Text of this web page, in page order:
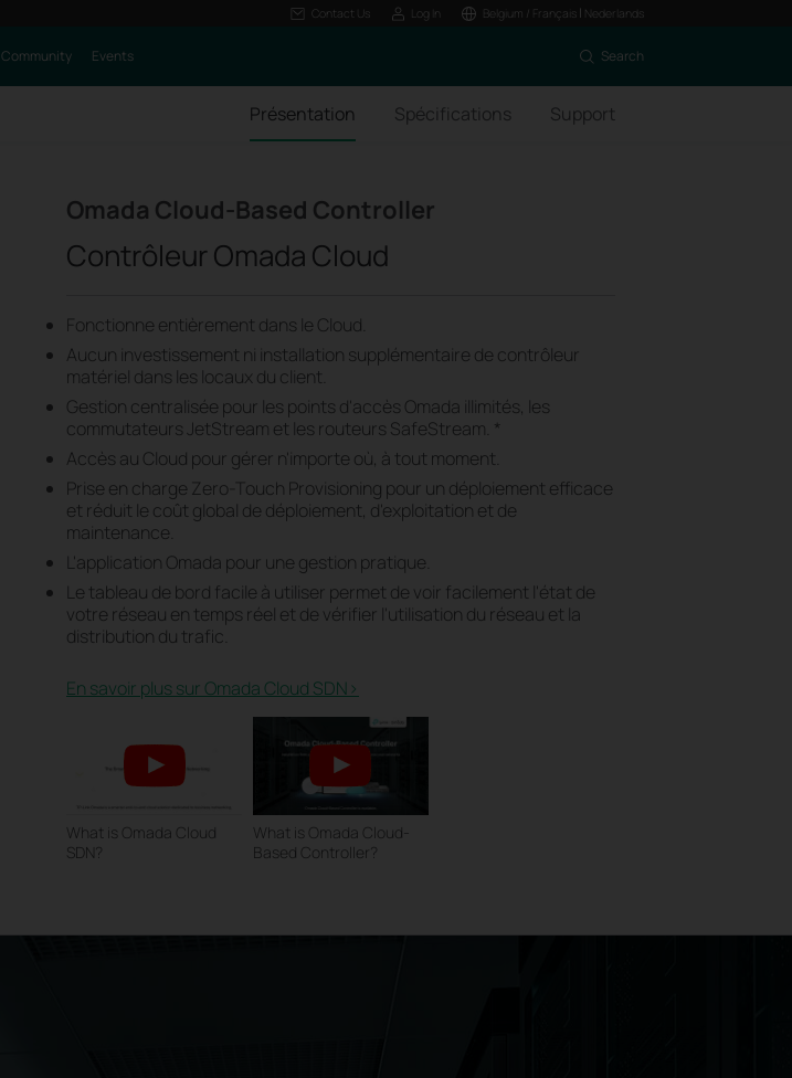
Contact Us Log In Belgium / Français| Nederlands
Community Events Search
Présentation Spécifications Support
Omada Cloud-Based Controller
Contrôleur Omada Cloud
Fonctionne entièrement dans le Cloud.
Aucun investissement ni installation supplémentaire de contrôleur
matériel dans les locaux du client.
Gestion centralisée pour les points d'accès Omada illimités, les
commutateurs JetStream et les routeurs SafeStream. *
Accès au Cloud pour gérer n'importe où, à tout moment.
Prise en charge Zero-Touch Provisioning pour un déploiement efficace
et réduit le coût global de déploiement, d'exploitation et de
maintenance.
L'application Omada pour une gestion pratique.
Le tableau de bord facile à utiliser permet de voir facilement l'état de
votre réseau en temps réel et de vérifier l'utilisation du réseau et la
distribution du trafic.
En savoir plus sur Omada Cloud SDN>
What is Omada Cloud
SDN?
What is Omada Cloud-
Based Controller?